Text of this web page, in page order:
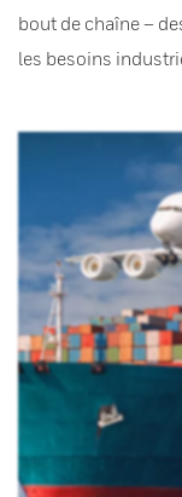
bout de chaîne –
les besoins